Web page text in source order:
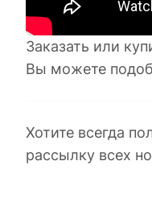
Заказать или
Вы можете
Хотите всегда
рассылку всех